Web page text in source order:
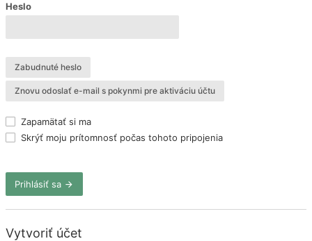
Heslo
Zabudnuté heslo
Znovu odoslať e-mail s pokynmi pre aktiváciu účtu
Zapamätať si ma
Skrýť moju prítomnosť počas tohoto pripojenia
Prihlásiť sa
Vytvoriť účet